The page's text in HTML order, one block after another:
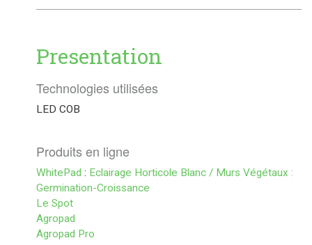
Presentation
Technologies utilisées
LED COB
Produits en ligne
WhitePad : Eclairage Horticole Blanc / Murs Végétaux :
Germination-Croissance
Le Spot
Agropad
Agropad Pro